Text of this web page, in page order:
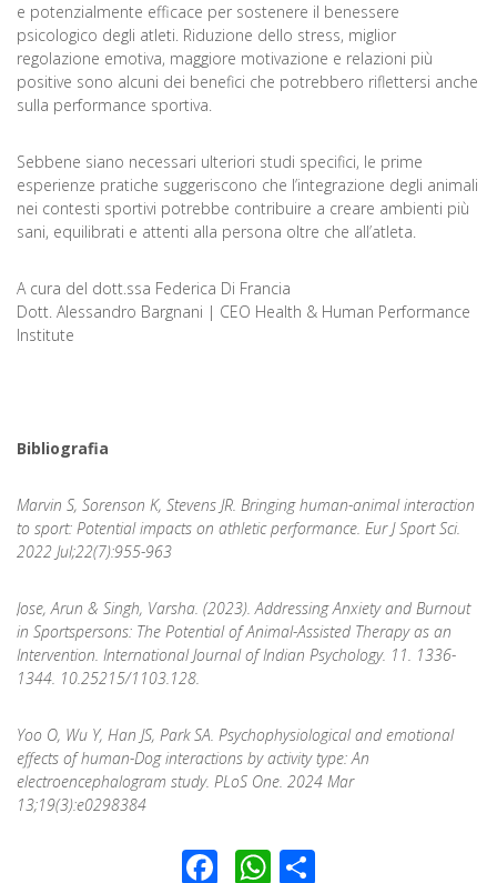
e potenzialmente efficace per sostenere il benessere
psicologico degli atleti. Riduzione dello stress, miglior
regolazione emotiva, maggiore motivazione e relazioni più
positive sono alcuni dei benefici che potrebbero riflettersi anche
sulla performance sportiva.
Sebbene siano necessari ulteriori studi specifici, le prime
esperienze pratiche suggeriscono che l’integrazione degli animali
nei contesti sportivi potrebbe contribuire a creare ambienti più
sani, equilibrati e attenti alla persona oltre che all’atleta.
A cura del dott.ssa Federica Di Francia
Dott. Alessandro Bargnani | CEO Health & Human Performance
Institute
Bibliografia
Marvin S, Sorenson K, Stevens JR. Bringing human-animal interaction
to sport: Potential impacts on athletic performance. Eur J Sport Sci.
2022 Jul;22(7):955-963
Jose, Arun & Singh, Varsha. (2023). Addressing Anxiety and Burnout
in Sportspersons: The Potential of Animal-Assisted Therapy as an
Intervention. International Journal of Indian Psychology. 11. 1336-
1344. 10.25215/1103.128.
Yoo O, Wu Y, Han JS, Park SA. Psychophysiological and emotional
effects of human-Dog interactions by activity type: An
electroencephalogram study. PLoS One. 2024 Mar
13;19(3):e0298384
Facebook
WhatsApp